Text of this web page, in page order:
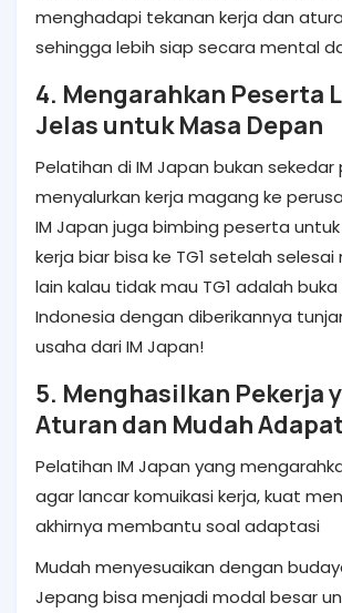
menghadapi tekanan kerja dan
sehingga lebih siap secara mental
4. Mengarahkan Peserta
Jelas untuk Masa Depan
Pelatihan di IM Japan bukan
menyalurkan kerja magang ke
IM Japan juga bimbing peserta
kerja biar bisa ke TG1 setelah
lain kalau tidak mau TG1 adalah
Indonesia dengan diberikannya
usaha dari IM Japan!
5. Menghasilkan Pekerja
Aturan dan Mudah
Pelatihan IM Japan yang
agar lancar komuikasi kerja, kuat
akhirnya membantu soal adaptasi
Mudah menyesuaikan dengan
Jepang bisa menjadi modal besar